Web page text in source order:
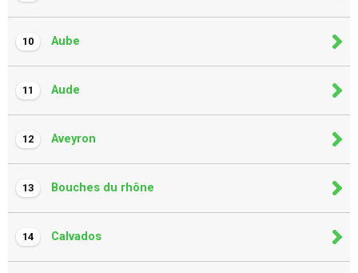
10 Aube
11 Aude
12 Aveyron
13 Bouches du rhône
14 Calvados